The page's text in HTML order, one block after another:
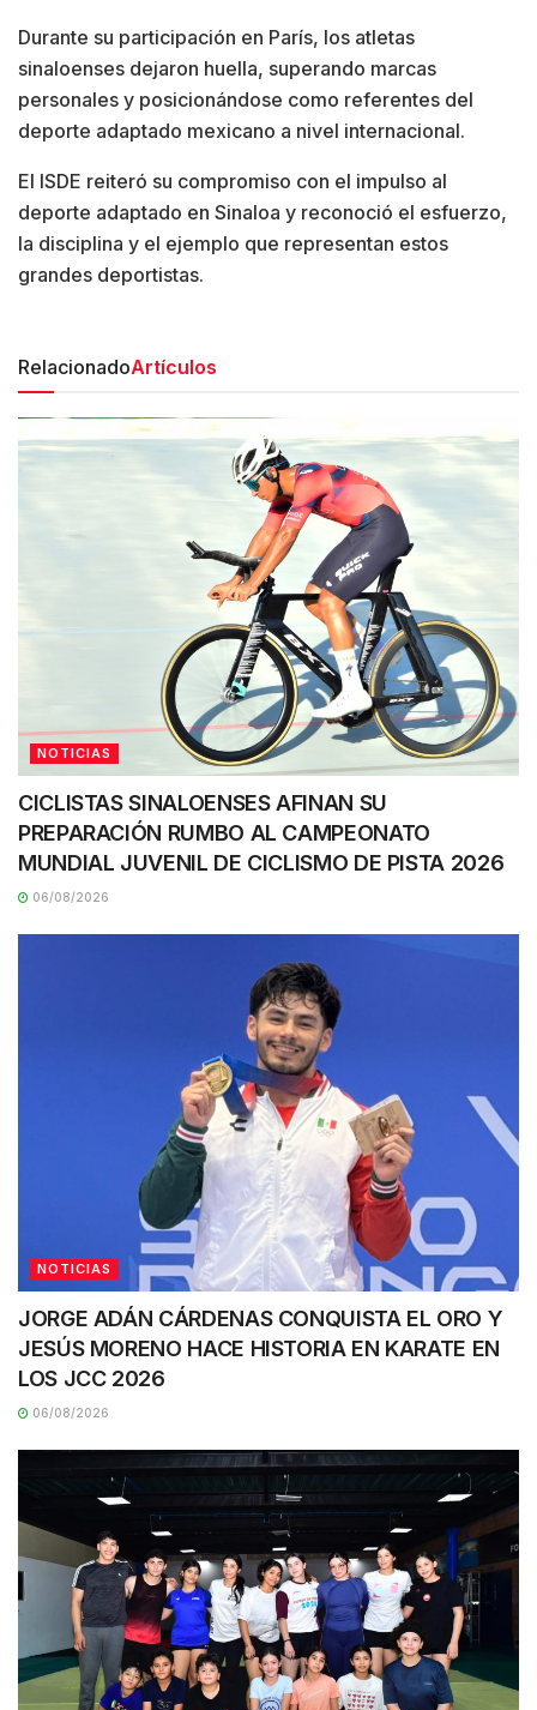
Durante su participación en París, los atletas
sinaloenses dejaron huella, superando marcas
personales y posicionándose como referentes del
deporte adaptado mexicano a nivel internacional.
El ISDE reiteró su compromiso con el impulso al
deporte adaptado en Sinaloa y reconoció el esfuerzo,
la disciplina y el ejemplo que representan estos
grandes deportistas.
RelacionadoArtículos
NOTICIAS
CICLISTAS SINALOENSES AFINAN SU
PREPARACIÓN RUMBO AL CAMPEONATO
MUNDIAL JUVENIL DE CICLISMO DE PISTA 2026
06/08/2026
NOTICIAS
JORGE ADÁN CÁRDENAS CONQUISTA EL ORO Y
JESÚS MORENO HACE HISTORIA EN KARATE EN
LOS JCC 2026
06/08/2026